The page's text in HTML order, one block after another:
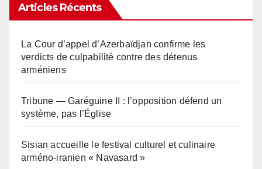
Articles Récents
La Cour d’appel d’Azerbaïdjan confirme les
verdicts de culpabilité contre des détenus
arméniens
Tribune — Garéguine II : l’opposition défend un
système, pas l’Église
Sisian accueille le festival culturel et culinaire
arméno-iranien « Navasard »